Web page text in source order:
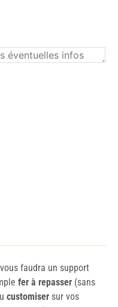
faudra un support
fer à repasser (sans
customiser sur vos